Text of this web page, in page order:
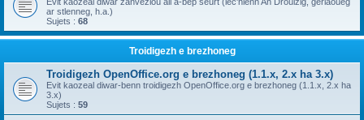
ar stlenneg, h.a.)
Sujets : 68
Troidigezh e brezhoneg
Troidigezh OpenOffice.org e brezhoneg (1.1.x, 2.x ha 3.x)
Evit kaozeal diwar-benn troidigezh OpenOffice.org e brezhoneg (1.1.x, 2.x ha
3.x)
Sujets : 59